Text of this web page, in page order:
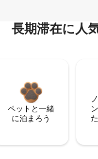
長期滞在に人
ペットと一緒
に泊まろう